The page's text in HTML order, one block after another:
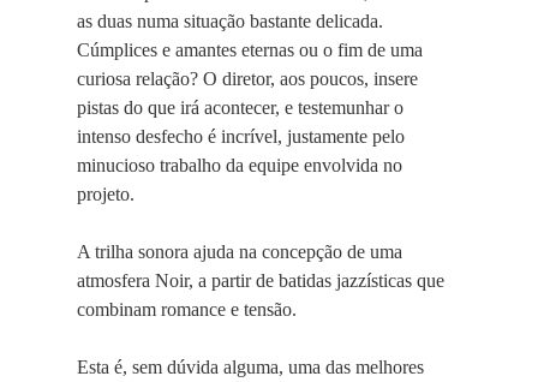
as duas numa situação bastante delicada.
Cúmplices e amantes eternas ou o fim de uma
curiosa relação? O diretor, aos poucos, insere
pistas do que irá acontecer, e testemunhar o
intenso desfecho é incrível, justamente pelo
minucioso trabalho da equipe envolvida no
projeto.
A trilha sonora ajuda na concepção de uma
atmosfera Noir, a partir de batidas jazzísticas que
combinam romance e tensão.
Esta é, sem dúvida alguma, uma das melhores